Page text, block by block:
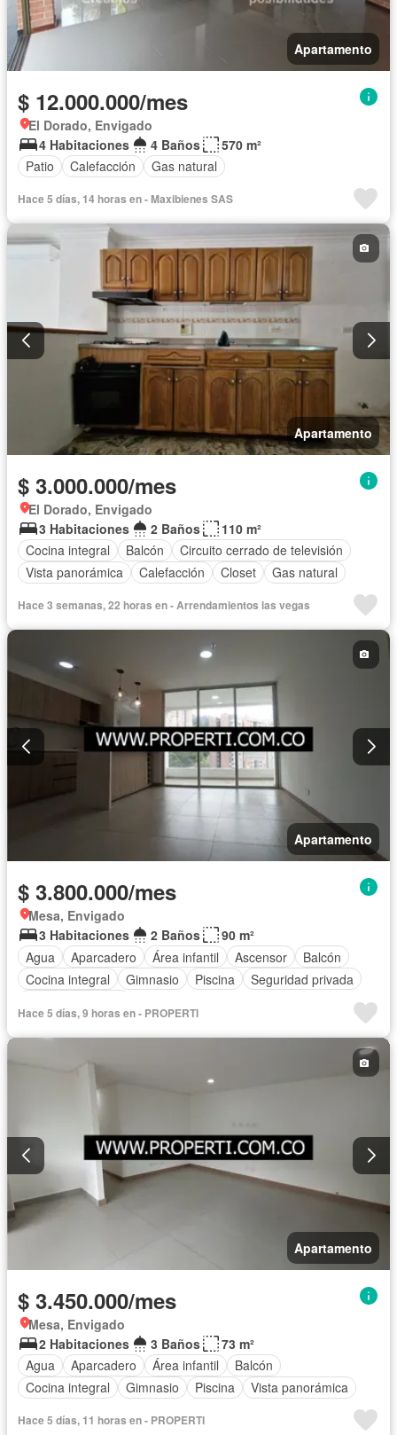
Apartamento
$ 12.000.000/mes
El Dorado, Envigado
4 Habitaciones
4 Baños
570 m²
Patio
Calefacción Gas natural
Hace 5 días, 14 horas en - Maxibienes SAS
Apartamento
$ 3.000.000/mes
El Dorado, Envigado
3 Habitaciones
2 Baños
110 m²
Cocina integral
Balcón
Circuito cerrado de televisión
Vista panorámica
Calefacción Closet Gas natural
Hace 3 semanas, 22 horas en - Arrendamientos las vegas
Apartamento
$ 3.800.000/mes
Mesa, Envigado
3 Habitaciones
2 Baños
90 m²
Agua
Aparcadero Área infantil Ascensor
Balcón
Cocina integral
Gimnasio Piscina
Seguridad privada
Hace 5 días, 9 horas en - PROPERTI
Apartamento
$ 3.450.000/mes
Mesa, Envigado
2 Habitaciones
3 Baños
73 m²
Agua
Aparcadero Área infantil
Balcón
Cocina integral
Gimnasio Piscina Vista panorámica
Hace 5 días, 11 horas en - PROPERTI